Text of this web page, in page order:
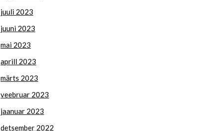
juuli 2023
juuni 2023
mai 2023
aprill 2023
märts 2023
veebruar 2023
jaanuar 2023
detsember 2022